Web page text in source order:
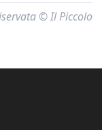
© Il Piccolo